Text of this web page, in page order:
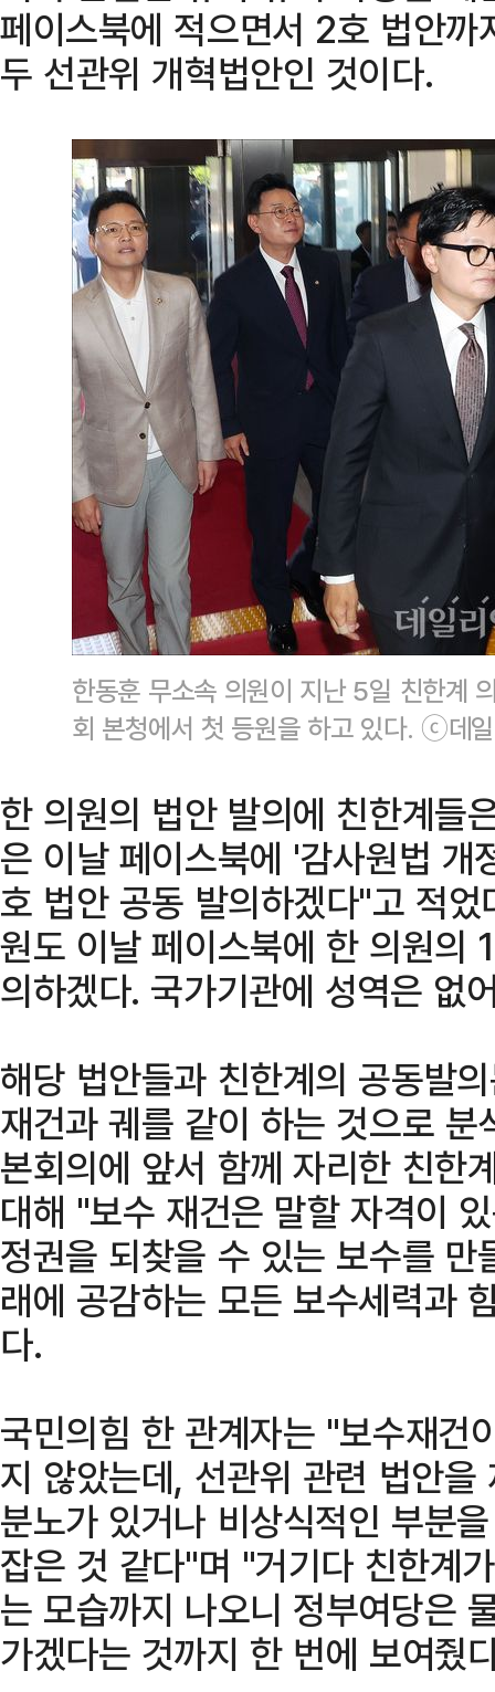
페이스북에 적으면서 2호 법안까
두 선관위 개혁법안인 것이다.
한동훈 무소속 의원이 지난 5일 친한계
회 본청에서 첫 등원을 하고 있다. ⓒ데
한 의원의 법안 발의에 친한계들
은 이날 페이스북에 '감사원법
호 법안 공동 발의하겠다"고 적
원도 이날 페이스북에 한 의원의
의하겠다. 국가기관에 성역은 없
해당 법안들과 친한계의 공동발
재건과 궤를 같이 하는 것으로
본회의에 앞서 함께 자리한 친한
대해 "보수 재건은 말할 자격이
정권을 되찾을 수 있는 보수를
래에 공감하는 모든 보수세력과
다.
국민의힘 한 관계자는 "보수재건
지 않았는데, 선관위 관련 법안
분노가 있거나 비상식적인 부분
잡은 것 같다"며 "거기다 친한계
는 모습까지 나오니 정부여당은
가겠다는 것까지 한 번에 보여줬